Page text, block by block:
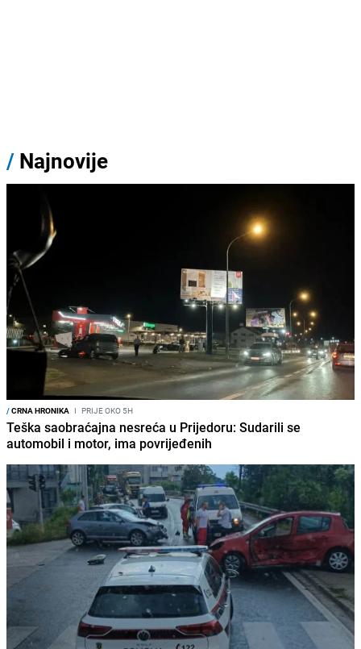
/ Najnovije
/CRNA HRONIKA I PRIJE OKO 5H
Teška saobraćajna nesreća u Prijedoru: Sudarili se
automobil i motor, ima povrijeđenih